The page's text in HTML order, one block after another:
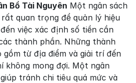
Bổ Tài Nguyên Một ngân sách
quan trọng để quản lý hiệu
việc xác định số tiền cần
thành phần. Những thành
gồm từ địa điểm và giải trí đến
không mong đợi. Một ngân
tránh chi tiêu quá mức và